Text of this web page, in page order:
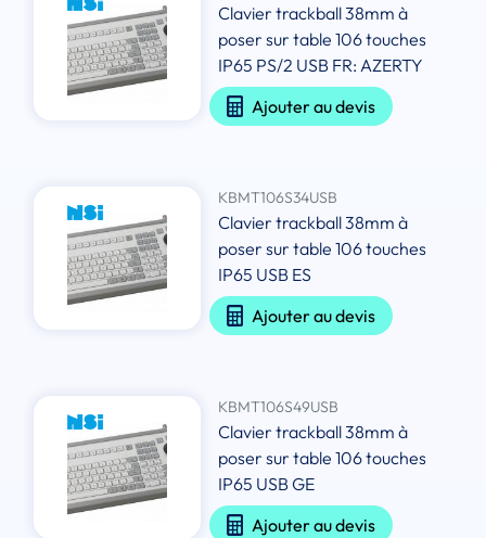
Clavier trackball 38mm à
poser sur table 106 touches
IP65 PS/2 USB FR: AZERTY
Ajouter au devis
KBMT106S34USB
Clavier trackball 38mm à
poser sur table 106 touches
IP65 USB ES
Ajouter au devis
KBMT106S49USB
Clavier trackball 38mm à
poser sur table 106 touches
IP65 USB GE
Ajouter au devis